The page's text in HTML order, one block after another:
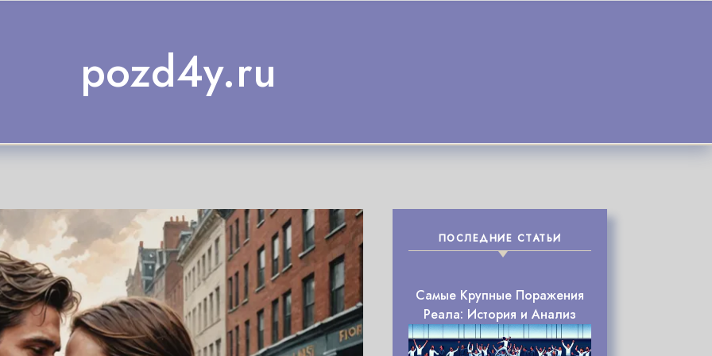
pozd4y.ru
ПОСЛЕДНИЕ СТАТЬИ
Самые Крупные Поражения
Реала: История и Анализ